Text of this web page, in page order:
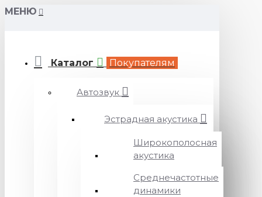
МЕНЮ
Каталог Покупателям
Автозвук
Эстрадная акустика
Широкополосная
акустика
Среднечастотные
динамики